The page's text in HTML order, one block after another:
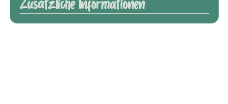
Zusätzliche Informationen